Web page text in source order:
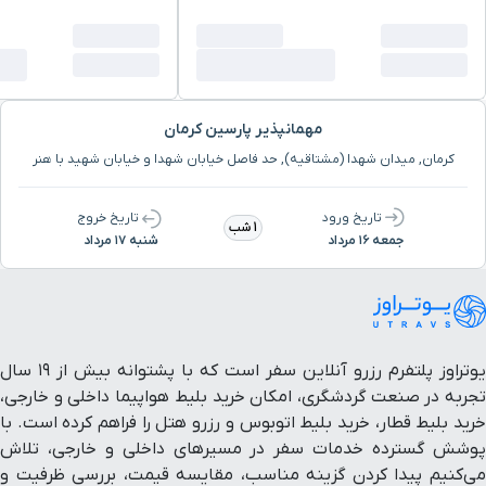
مهمانپذیر پارسین کرمان
کرمان, میدان شهدا (مشتاقیه), حد فاصل خیابان شهدا و خیابان شهید با هنر
تاریخ ورود
جمعه ۱۶ مرداد
1 شب
تاریخ خروج
شنبه ۱۷ مرداد
یوتراوز پلتفرم رزرو آنلاین سفر است که با پشتوانه بیش از ۱۹ سال
تجربه در صنعت گردشگری، امکان خرید بلیط هواپیما داخلی و خارجی،
خرید بلیط قطار، خرید بلیط اتوبوس و رزرو هتل را فراهم کرده است. با
پوشش گسترده خدمات سفر در مسیرهای داخلی و خارجی، تلاش
می‌کنیم پیدا کردن گزینه مناسب، مقایسه قیمت، بررسی ظرفیت و